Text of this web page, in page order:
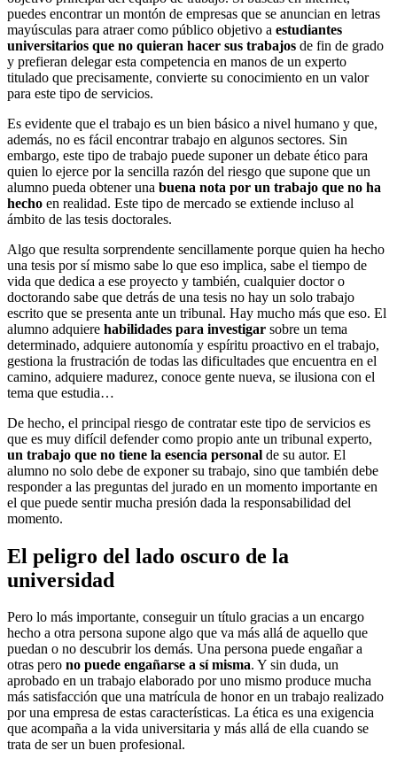
puedes encontrar un montón de empresas que se anuncian en letras
mayúsculas para atraer como público objetivo a estudiantes
universitarios que no quieran hacer sus trabajos de fin de grado
y prefieran delegar esta competencia en manos de un experto
titulado que precisamente, convierte su conocimiento en un valor
para este tipo de servicios.
Es evidente que el trabajo es un bien básico a nivel humano y que,
además, no es fácil encontrar trabajo en algunos sectores. Sin
embargo, este tipo de trabajo puede suponer un debate ético para
quien lo ejerce por la sencilla razón del riesgo que supone que un
alumno pueda obtener una buena nota por un trabajo que no ha
hecho en realidad. Este tipo de mercado se extiende incluso al
ámbito de las tesis doctorales.
Algo que resulta sorprendente sencillamente porque quien ha hecho
una tesis por sí mismo sabe lo que eso implica, sabe el tiempo de
vida que dedica a ese proyecto y también, cualquier doctor o
doctorando sabe que detrás de una tesis no hay un solo trabajo
escrito que se presenta ante un tribunal. Hay mucho más que eso. El
alumno adquiere habilidades para investigar sobre un tema
determinado, adquiere autonomía y espíritu proactivo en el trabajo,
gestiona la frustración de todas las dificultades que encuentra en el
camino, adquiere madurez, conoce gente nueva, se ilusiona con el
tema que estudia…
De hecho, el principal riesgo de contratar este tipo de servicios es
que es muy difícil defender como propio ante un tribunal experto,
un trabajo que no tiene la esencia personal de su autor. El
alumno no solo debe de exponer su trabajo, sino que también debe
responder a las preguntas del jurado en un momento importante en
el que puede sentir mucha presión dada la responsabilidad del
momento.
El peligro del lado oscuro de la
universidad
Pero lo más importante, conseguir un título gracias a un encargo
hecho a otra persona supone algo que va más allá de aquello que
puedan o no descubrir los demás. Una persona puede engañar a
otras pero no puede engañarse a sí misma. Y sin duda, un
aprobado en un trabajo elaborado por uno mismo produce mucha
más satisfacción que una matrícula de honor en un trabajo realizado
por una empresa de estas características. La ética es una exigencia
que acompaña a la vida universitaria y más allá de ella cuando se
trata de ser un buen profesional.